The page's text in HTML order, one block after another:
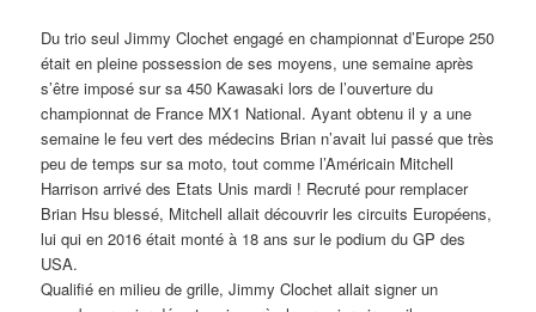
Du trio seul Jimmy Clochet engagé en championnat d’Europe 250
était en pleine possession de ses moyens, une semaine après
s’être imposé sur sa 450 Kawasaki lors de l’ouverture du
championnat de France MX1 National. Ayant obtenu il y a une
semaine le feu vert des médecins Brian n’avait lui passé que très
peu de temps sur sa moto, tout comme l’Américain Mitchell
Harrison arrivé des Etats Unis mardi ! Recruté pour remplacer
Brian Hsu blessé, Mitchell allait découvrir les circuits Européens,
lui qui en 2016 était monté à 18 ans sur le podium du GP des
USA.
Qualifié en milieu de grille, Jimmy Clochet allait signer un